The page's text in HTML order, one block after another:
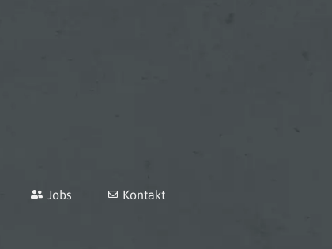
Jobs Kontakt